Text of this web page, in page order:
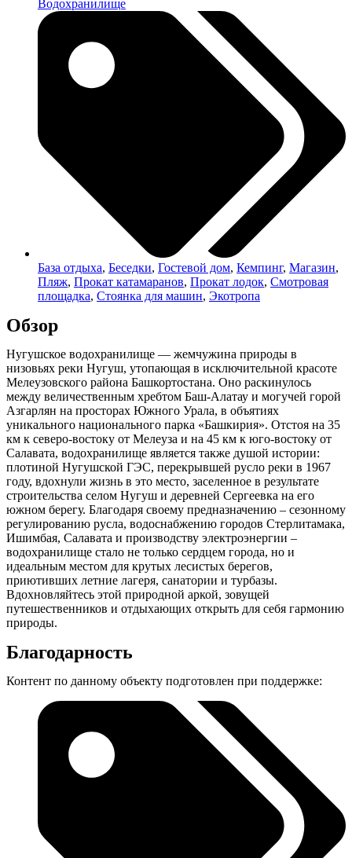
Водохранилище
База отдыха, Беседки, Гостевой дом, Кемпинг, Магазин,
Пляж, Прокат катамаранов, Прокат лодок, Смотровая
площадка, Стоянка для машин, Экотропа
Обзор
Нугушское водохранилище — жемчужина природы в
низовьях реки Нугуш, утопающая в исключительной красоте
Мелеузовского района Башкортостана. Оно раскинулось
между величественным хребтом Баш-Алатау и могучей горой
Азгарлян на просторах Южного Урала, в объятиях
уникального национального парка «Башкирия». Отстоя на 35
км к северо-востоку от Мелеуза и на 45 км к юго-востоку от
Салавата, водохранилище является также душой истории:
плотиной Нугушской ГЭС, перекрывшей русло реки в 1967
году, вдохнули жизнь в это место, заселенное в результате
строительства селом Нугуш и деревней Сергеевка на его
южном берегу. Благодаря своему предназначению – сезонному
регулированию русла, водоснабжению городов Стерлитамака,
Ишимбая, Салавата и производству электроэнергии –
водохранилище стало не только сердцем города, но и
идеальным местом для крутых лесистых берегов,
приютивших летние лагеря, санатории и турбазы.
Вдохновляйтесь этой природной аркой, зовущей
путешественников и отдыхающих открыть для себя гармонию
природы.
Благодарность
Контент по данному объекту подготовлен при поддержке: